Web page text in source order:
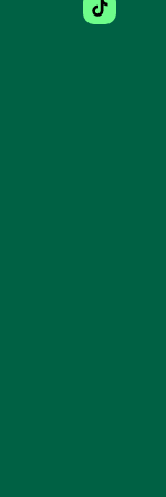
a new window)